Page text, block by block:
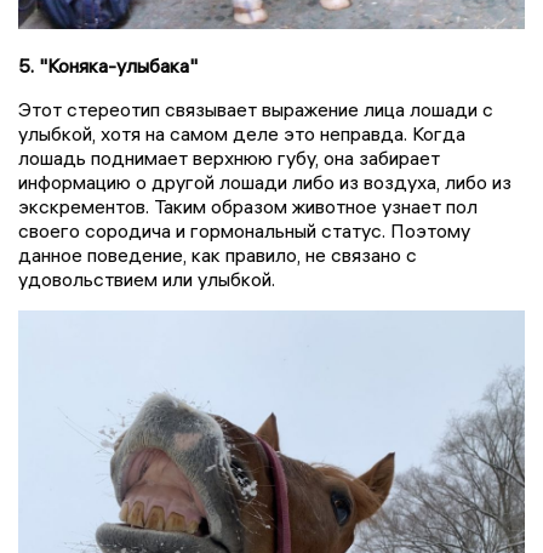
5. "Коняка-улыбака"
Этот стереотип связывает выражение лица лошади с
улыбкой, хотя на самом деле это неправда. Когда
лошадь поднимает верхнюю губу, она забирает
информацию о другой лошади либо из воздуха, либо из
экскрементов. Таким образом животное узнает пол
своего сородича и гормональный статус. Поэтому
данное поведение, как правило, не связано с
удовольствием или улыбкой.